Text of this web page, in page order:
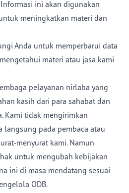
ini akan digunakan
meningkatkan materi dan
Anda untuk memperbarui data
materi atau jasa kami
pelayanan nirlaba yang
kasih dari para sahabat dan
Kami tidak mengirimkan
langsung pada pembaca atau
menyurat kami. Namun
untuk mengubah kebijakan
ini di masa mendatang sesuai
ODB.